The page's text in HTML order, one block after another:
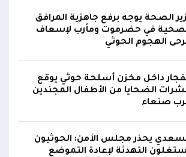
حوثية تستهدف حقل الطاقة الشمسية
ومواقع ومنشآت مدنية وعسكرية
الحوثي تحجب الإنترنت وشبكات الاتصالات
الحديدة
الصحة يوجه برفع جاهزية المرافق
في حضرموت ومأرب لإسعاف
الهجوم الحوثي
داخل مخزن أسلحة حوثي يوقع
الضحايا من الأطفال المجندين
صنعاء
يحذر مجلس الأمن: الحوثيون
التهدئة لإعادة التموضع